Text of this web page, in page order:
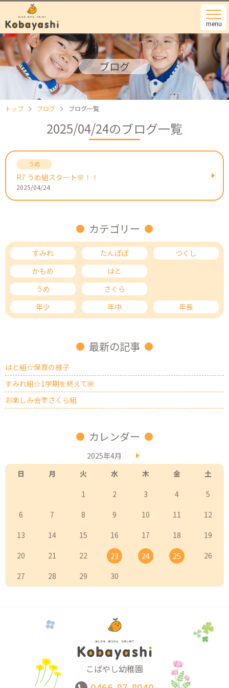
menu
ブログ
トップ ブログ ブログ一覧
2025/04/24のブログ一覧
R7 うめ組スタート🌸！！
2025/04/24
カテゴリー
すみれ たんぽぽ
つくし
かもめ
はと
うめ
さくら
年少
年中 年長
最新の記事
はと組☆保育の様子
すみれ組☆1学期を終えて🌺
お楽しみ会👘さくら組
カレンダー
2025年4月
日
月 火 水 木 金
土
1
2 3 4
5
6
7 8 9 10 11
12
13
14 15 16 17 18
19
20
21 22 23 24 25
26
27
28 29 30
こばやし幼稚園